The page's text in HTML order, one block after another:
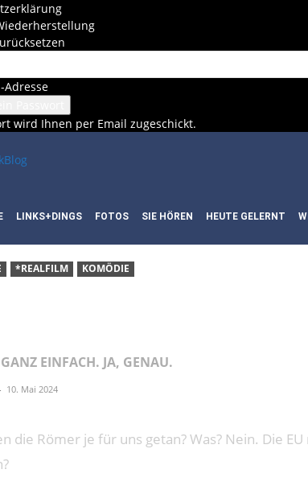
Adresse
wird Ihnen per Email zugeschickt.
LINKS+DINGS FOTOS SIE HÖREN HEUTE GELERNT
*REALFILM KOMÖDIE
EINFACH. JA, GENAU.
10. Mai 2024
die Römer je für uns getan? Was? Nein. Die